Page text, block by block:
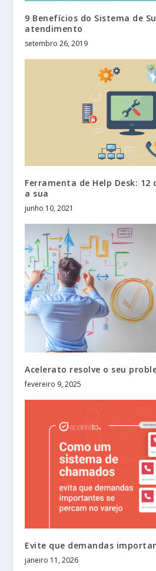
9 Benefícios do Sistema de
atendimento
setembro 26, 2019
Ferramenta de Help Desk: 12
a sua
junho 10, 2021
Acelerato resolve o seu
fevereiro 9, 2025
Evite que demandas
janeiro 11, 2026